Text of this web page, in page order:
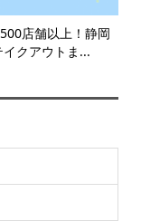
店舗以上！静岡
イクアウトま...